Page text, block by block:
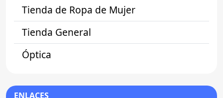
Tienda de Ropa de Mujer
Tienda General
Óptica
ENLACES